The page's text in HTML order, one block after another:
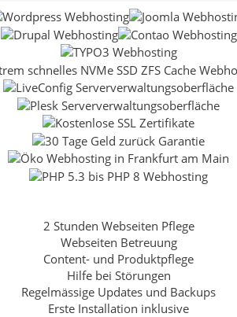
2 Stunden Webseiten Pflege
Webseiten Betreuung
Content- und Produktpflege
Hilfe bei Störungen
Regelmässige Updates und Backups
Erste Installation inklusive